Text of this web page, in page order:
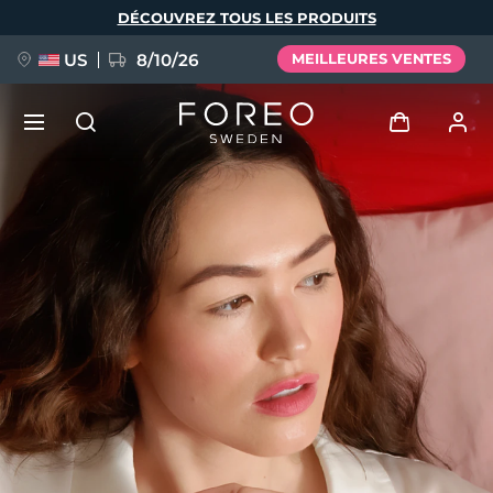
DÉCOUVREZ TOUS LES PRODUITS
US 8/10/26 MEILLEURES VENTES
Se connecter
Profil de l'utilisateur
Mes appareils
Mes commandes
Mes adresses
Mes abonnements
FAQ™ Pure Beauty-Tech Elixir
BREAKING NEWS
issa™ Teeth Whitening Set
Langue
English Deutsch
Español
Français
Português
Polski
Svenska
Русский
Türkçe
简体中文 繁體中文